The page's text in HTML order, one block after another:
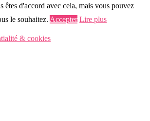
êtes d'accord avec cela, mais vous pouvez
le souhaitez. Accepter Lire plus
& cookies